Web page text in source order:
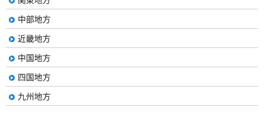
中部地方
近畿地方
中国地方
四国地方
九州地方